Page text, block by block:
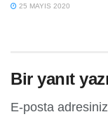
25 MAYIS 2020
Bir yanıt
E-posta